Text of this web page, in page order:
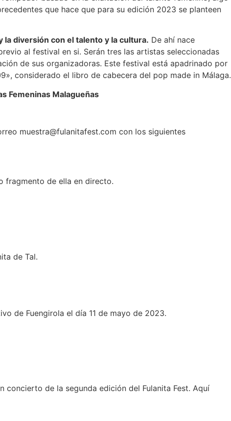
que hace que para su edición 2023 se planteen
la diversión con el talento y la cultura. De ahí nace
al festival en si. Serán tres las artistas seleccionadas
de sus organizadoras. Este festival está apadrinado por
considerado el libro de cabecera del pop made in Málaga.
Femeninas Malagueñas
muestra@fulanitafest.com con los siguientes
fragmento de ella en directo.
de Tal.
de Fuengirola el día 11 de mayo de 2023.
concierto de la segunda edición del Fulanita Fest. Aquí